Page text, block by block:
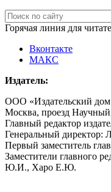
Горячая линия для
Вконтакте
МАКС
Издатель:
ООО «Издательский дом
Москва, проезд
Главный редактор
Генеральный
Первый заместитель
Заместители главного
Ю.И., Харо Е.Ю.